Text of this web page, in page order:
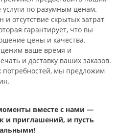
услуги по разумным ценам.
и отсутствие скрытых затрат
гарантирует, что вы
цены и качества.
ваше время и
и доставку ваших заказов.
потребностей, мы предложим
вместе с нами —
и приглашений, и пусть